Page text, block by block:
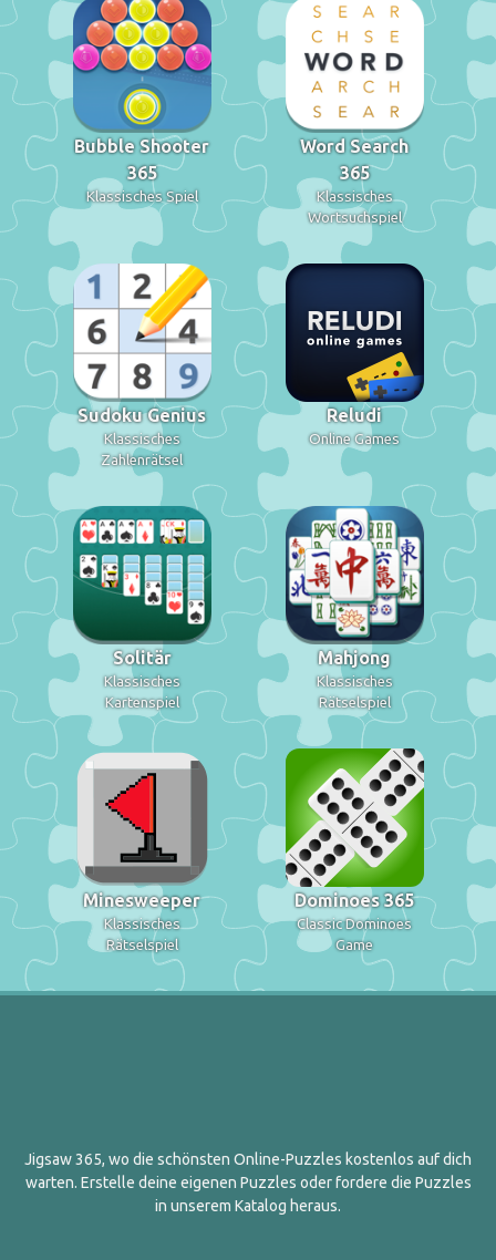
Bubble Shooter
365
Klassisches Spiel
Word Search
365
Klassisches
Wortsuchspiel
Sudoku Genius
Klassisches
Zahlenrätsel
Reludi
Online Games
Solitär
Klassisches
Kartenspiel
Mahjong
Klassisches
Rätselspiel
Minesweeper
Klassisches
Rätselspiel
Dominoes 365
Classic Dominoes
Game
Jigsaw 365, wo die schönsten Online-Puzzles kostenlos auf dich
warten. Erstelle deine eigenen Puzzles oder fordere die Puzzles
in unserem Katalog heraus.